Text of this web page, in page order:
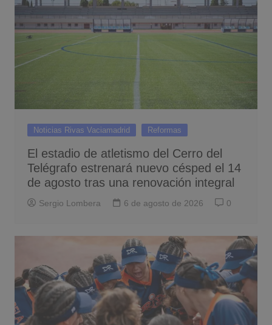
Noticias Rivas Vaciamadrid Reformas
El estadio de atletismo del Cerro del
Telégrafo estrenará nuevo césped el 14
de agosto tras una renovación integral
Sergio Lombera 6 de agosto de 2026 0